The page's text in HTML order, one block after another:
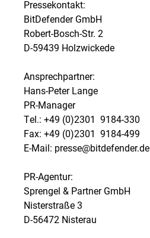
Pressekontakt:
BitDefender GmbH
Robert-Bosch-Str. 2
D-59439 Holzwickede
Ansprechpartner:
Hans-Peter Lange
PR-Manager
Tel.: +49 (0)2301  9184-330
Fax: +49 (0)2301  9184-499
E-Mail: presse@bitdefender.de
PR-Agentur:
Sprengel & Partner GmbH
Nisterstraße 3
D-56472 Nisterau